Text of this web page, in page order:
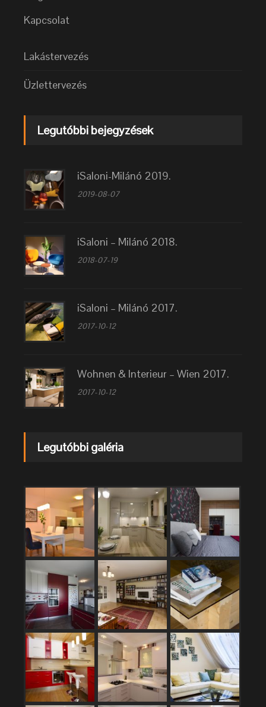
Kapcsolat
Lakástervezés
Üzlettervezés
Legutóbbi bejegyzések
iSaloni-Milánó 2019.
2019-08-07
iSaloni – Milánó 2018.
2018-07-19
iSaloni – Milánó 2017.
2017-10-12
Wohnen & Interieur – Wien 2017.
2017-10-12
Legutóbbi galéria